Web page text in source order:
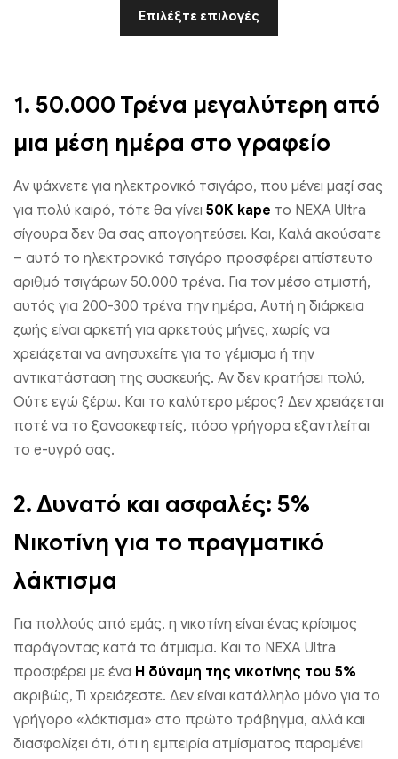
Επιλέξτε επιλογές
1. 50.000 Τρένα μεγαλύτερη από
μια μέση ημέρα στο γραφείο
Αν ψάχνετε για ηλεκτρονικό τσιγάρο, που μένει μαζί σας
για πολύ καιρό, τότε θα γίνει 50K kape το NEXA Ultra
σίγουρα δεν θα σας απογοητεύσει. Και, Καλά ακούσατε
– αυτό το ηλεκτρονικό τσιγάρο προσφέρει απίστευτο
αριθμό τσιγάρων 50.000 τρένα. Για τον μέσο ατμιστή,
αυτός για 200-300 τρένα την ημέρα, Αυτή η διάρκεια
ζωής είναι αρκετή για αρκετούς μήνες, χωρίς να
χρειάζεται να ανησυχείτε για το γέμισμα ή την
αντικατάσταση της συσκευής. Αν δεν κρατήσει πολύ,
Ούτε εγώ ξέρω. Και το καλύτερο μέρος? Δεν χρειάζεται
ποτέ να το ξανασκεφτείς, πόσο γρήγορα εξαντλείται
το e-υγρό σας.
2.Δυνατό και ασφαλές: 5%
Νικοτίνη για το πραγματικό
λάκτισμα
Για πολλούς από εμάς, η νικοτίνη είναι ένας κρίσιμος
παράγοντας κατά το άτμισμα. Και το NEXA Ultra
προσφέρει με ένα Η δύναμη της νικοτίνης του 5%
ακριβώς, Τι χρειάζεστε. Δεν είναι κατάλληλο μόνο για το
γρήγορο «λάκτισμα» στο πρώτο τράβηγμα, αλλά και
διασφαλίζει ότι, ότι η εμπειρία ατμίσματος παραμένει